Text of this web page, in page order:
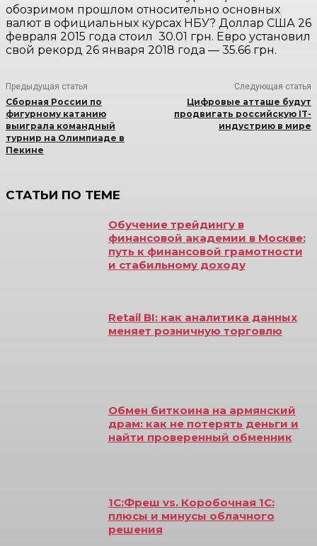
обозримом прошлом относительно основных
валют в официальных курсах НБУ? Доллар США 26
февраля 2015 года стоил 30.01 грн. Евро установил
свой рекорд 26 января 2018 года — 35.66 грн.
Предыдущая статья
Сборная России по
фигурному катанию
выиграла командный
турнир на Олимпиаде в
Пекине
Следующая статья
Цифровые атташе будут
продвигать российскую IT-
индустрию в мире
СТАТЬИ ПО ТЕМЕ
Обучение трейдингу в
финансовой академии в Москве:
путь к финансовой грамотности
и стабильному доходу
Retail BI: как аналитика данных
меняет розничную торговлю
Обмен биткоина на армянский
драм: как не потерять деньги и
найти проверенный обменник
1С:Фреш vs. Коробочная 1С:
плюсы и минусы облачного
решения